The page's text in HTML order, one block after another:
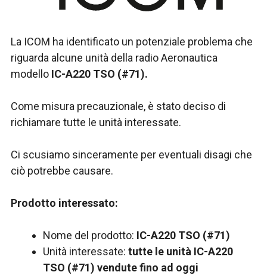
La ICOM ha identificato un potenziale problema che
riguarda alcune unità della radio Aeronautica
modello IC-A220 TSO (#71).
Come misura precauzionale, è stato deciso di
richiamare tutte le unità interessate.
Ci scusiamo sinceramente per eventuali disagi che
ciò potrebbe causare.
Prodotto interessato:
Nome del prodotto: IC-A220 TSO (#71)
Unità interessate: tutte le unità IC-A220
TSO (#71) vendute fino ad oggi